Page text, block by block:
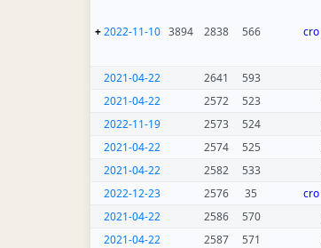
cro
566
2838
3894
2022-11-10
+
593
2641
2021-04-22
523
2572
2021-04-22
524
2573
2022-11-19
525
2574
2021-04-22
533
2582
2021-04-22
cro
35
2576
2022-12-23
570
2586
2021-04-22
571
2587
2021-04-22